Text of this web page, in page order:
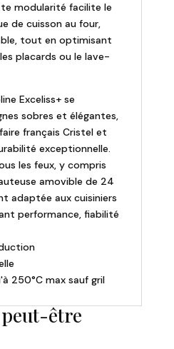
modularité facilite le
de cuisson au four,
tout en optimisant
placards ou le lave-
Exceliss+ se
sobres et élégantes,
français Cristel et
exceptionnelle.
les feux, y compris
amovible de 24
adaptée aux cuisiniers
performance, fiabilité
250°C max sauf gril
peut-être